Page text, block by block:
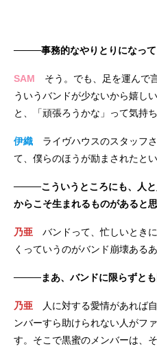
────事務的なやりとりになって
SAM そう。でも、足を運んで
ういうバンドが少ないから嬉し
と、「頑張ろうかな」って気持
伊織 ライヴハウスのスタッフ
て、僕らのほうが励まされたとい
────こういうところにも、人
からこそ生まれるものがあると思
乃亜 バンドって、忙しいとき
くっていうのがバンド崩壊ある
────まあ、バンドに限らずとも
乃亜 人に対する愛情があれば
ンバーすら助けられない人がフ
す。そこで黒蜜のメンバーは、